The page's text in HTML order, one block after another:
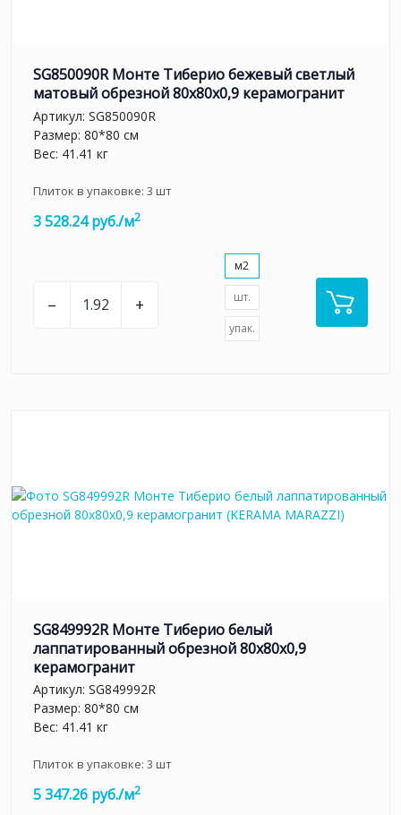
SG850090R Монте Тиберио бежевый светлый
матовый обрезной 80x80x0,9 керамогранит
Артикул: SG850090R
Размер: 80*80 см
Вес: 41.41 кг
Плиток в упаковке: 3 шт
3 528.24 руб./м2
– +
м2
шт.
упак.
SG849992R Монте Тиберио белый
лаппатированный обрезной 80x80x0,9
керамогранит
Артикул: SG849992R
Размер: 80*80 см
Вес: 41.41 кг
Плиток в упаковке: 3 шт
5 347.26 руб./м2